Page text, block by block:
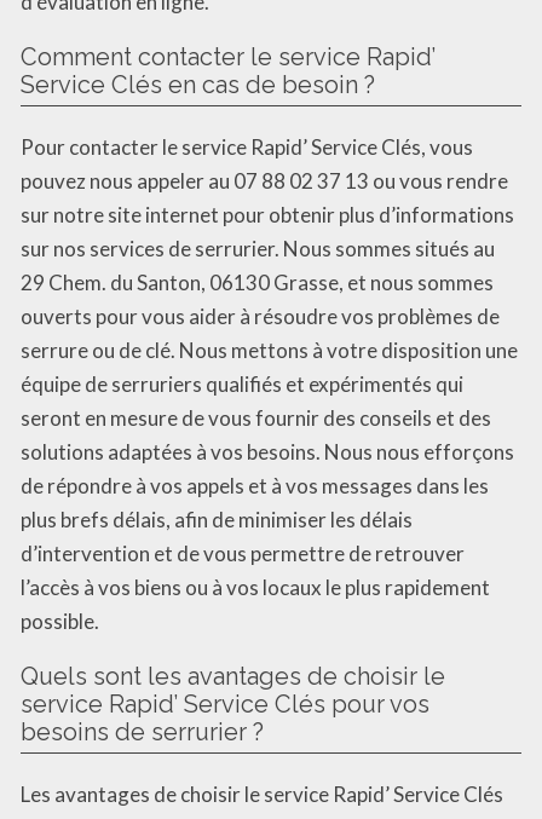
Comment contacter le service Rapid’
Service Clés en cas de besoin ?
Pour contacter le service Rapid’ Service Clés, vous
pouvez nous appeler au 07 88 02 37 13 ou vous rendre
sur notre site internet pour obtenir plus d’informations
sur nos services de serrurier. Nous sommes situés au
29 Chem. du Santon, 06130 Grasse, et nous sommes
ouverts pour vous aider à résoudre vos problèmes de
serrure ou de clé. Nous mettons à votre disposition une
équipe de serruriers qualifiés et expérimentés qui
seront en mesure de vous fournir des conseils et des
solutions adaptées à vos besoins. Nous nous efforçons
de répondre à vos appels et à vos messages dans les
plus brefs délais, afin de minimiser les délais
d’intervention et de vous permettre de retrouver
l’accès à vos biens ou à vos locaux le plus rapidement
possible.
Quels sont les avantages de choisir le
service Rapid’ Service Clés pour vos
besoins de serrurier ?
Les avantages de choisir le service Rapid’ Service Clés